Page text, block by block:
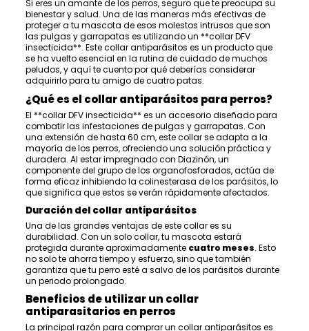
Si eres un amante de los perros, seguro que te preocupa su
bienestar y salud. Una de las maneras más efectivas de
proteger a tu mascota de esos molestos intrusos que son
las pulgas y garrapatas es utilizando un **collar DFV
insecticida**. Este collar antiparásitos es un producto que
se ha vuelto esencial en la rutina de cuidado de muchos
peludos, y aquí te cuento por qué deberías considerar
adquirirlo para tu amigo de cuatro patas.
¿Qué es el collar antiparásitos para perros?
El **collar DFV insecticida** es un accesorio diseñado para
combatir las infestaciones de pulgas y garrapatas. Con
una extensión de hasta 60 cm, este collar se adapta a la
mayoría de los perros, ofreciendo una solución práctica y
duradera. Al estar impregnado con Diazinón, un
componente del grupo de los organofosforados, actúa de
forma eficaz inhibiendo la colinesterasa de los parásitos, lo
que significa que estos se verán rápidamente afectados.
Duración del collar antiparásitos
Una de las grandes ventajas de este collar es su
durabilidad. Con un solo collar, tu mascota estará
protegida durante aproximadamente cuatro meses. Esto
no solo te ahorra tiempo y esfuerzo, sino que también
garantiza que tu perro esté a salvo de los parásitos durante
un periodo prolongado.
Beneficios de utilizar un collar
antiparasitarios en perros
La principal razón para comprar un collar antiparásitos es